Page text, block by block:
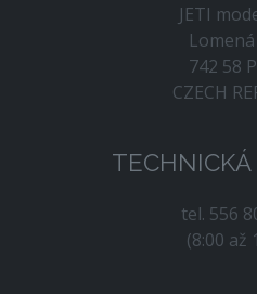
JETI
742 58
CZECH
TECHNICKÁ
tel. 556
(8:00 až